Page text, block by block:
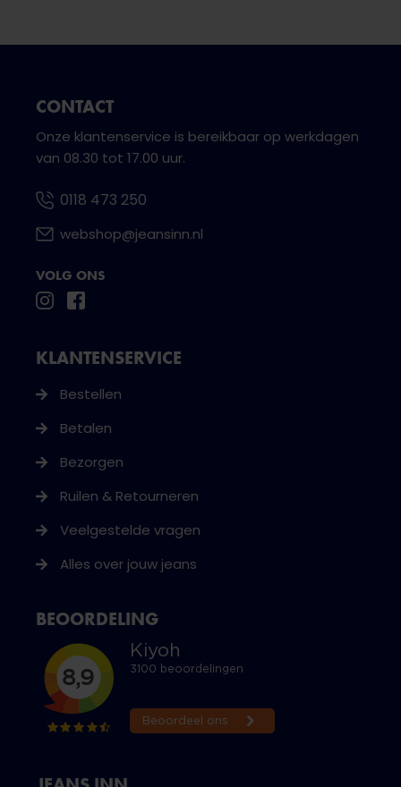
CONTACT
Onze klantenservice is bereikbaar op werkdagen
van 08.30 tot 17.00 uur.
0118 473 250
webshop@jeansinn.nl
VOLG ONS
KLANTENSERVICE
Bestellen
Betalen
Bezorgen
Ruilen & Retourneren
Veelgestelde vragen
Alles over jouw jeans
BEOORDELING